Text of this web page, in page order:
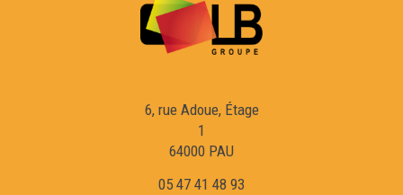
6, rue Adoue, Étage
1
64000 PAU
05 47 41 48 93